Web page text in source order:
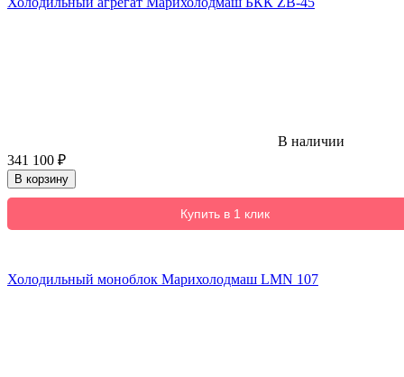
В наличии
341 100 ₽
В корзину
Купить в 1 клик
Холодильный моноблок Марихолодмаш LMN 107